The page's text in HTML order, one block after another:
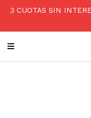
3 CUOTAS SIN